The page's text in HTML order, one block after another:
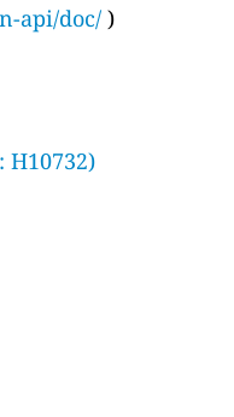
api/doc/ )
H10732)